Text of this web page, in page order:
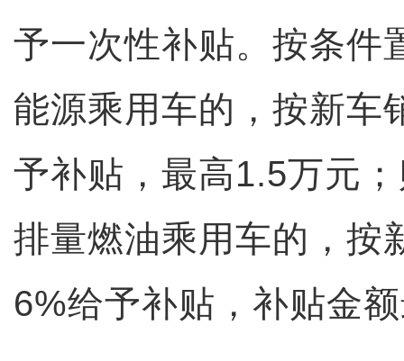
予一次性补贴。按条件
能源乘用车的，按新车
予补贴，最高1.5万元
排量燃油乘用车的，按
6%给予补贴，补贴金